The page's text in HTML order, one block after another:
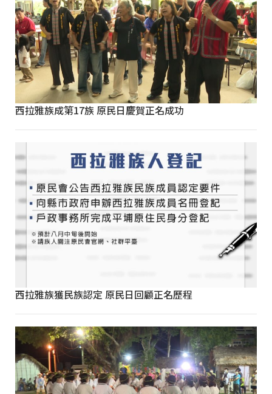
西拉雅族成第17族 原民日慶賀正名成功
西拉雅族獲民族認定 原民日回顧正名歷程